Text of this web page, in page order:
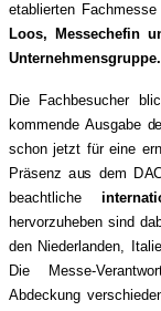
etablierten
Loos, Messechefin
Unternehmensgruppe.
Die Fachbesucher
kommende Ausgabe
schon jetzt für eine
Präsenz aus dem
beachtliche
hervorzuheben sind
den Niederlanden,
Die Messe-
Abdeckung